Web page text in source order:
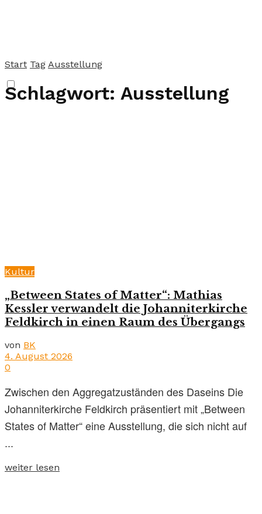
Start Tag Ausstellung
Schlagwort: Ausstellung
Kultur
„Between States of Matter“: Mathias
Kessler verwandelt die Johanniterkirche
Feldkirch in einen Raum des Übergangs
von BK
4. August 2026
0
Zwischen den Aggregatzuständen des Daseins Die
Johanniterkirche Feldkirch präsentiert mit „Between
States of Matter“ eine Ausstellung, die sich nicht auf
...
weiter lesen